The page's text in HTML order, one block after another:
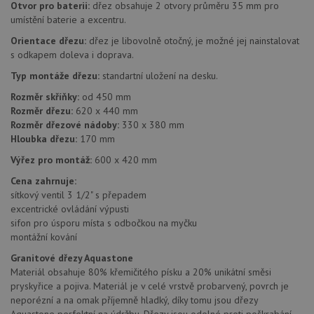
Otvor pro baterii: dřez obsahuje 2 otvory průměru 35 mm pro
umístění baterie a excentru.
Orientace dřezu: dřez je libovolně otočný, je možné jej nainstalovat
s odkapem doleva i doprava.
Typ montáže dřezu: standartní uložení na desku.
Rozměr skříňky: od 450 mm
Rozměr dřezu: 620 x 440 mm
Rozměr dřezové nádoby: 330 x 380 mm
Hloubka dřezu: 170 mm
Výřez pro montáž: 600 x 420 mm
Cena zahrnuje:
sítkový ventil 3 1/2" s přepadem
excentrické ovládání výpusti
sifon pro úsporu místa s odbočkou na myčku
montážní kování
Granitové dřezy Aquastone
Materiál obsahuje 80% křemičitého písku a 20% unikátní směsi
pryskyřice a pojiva. Materiál je v celé vrstvě probarvený, povrch je
neporézní a na omak příjemně hladký, díky tomu jsou dřezy
AWSALBCORS
Amazon.com Inc.
(ALB).
zásadách ochrany soukromí společnosti Google